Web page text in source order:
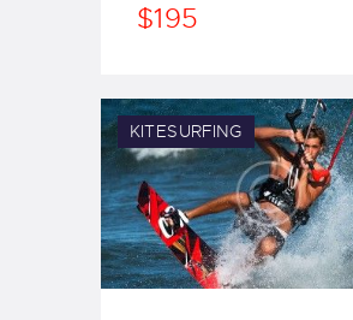
$195
KITESURFING